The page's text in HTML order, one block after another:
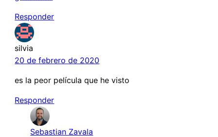
Responder
silvia
20 de febrero de 2020
es la peor película que he visto
Responder
Sebastian Zavala